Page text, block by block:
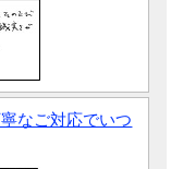
なご対応でいつ